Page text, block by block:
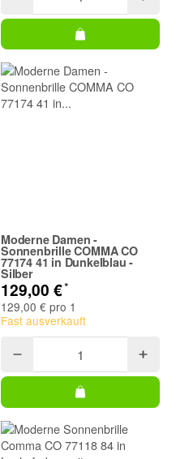
Moderne Damen -
Sonnenbrille COMMA CO
77174 41 in Dunkelblau -
Silber
129,00 €*
129,00 € pro 1
Fast ausverkauft